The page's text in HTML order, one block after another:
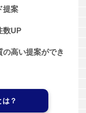
提案
数UP
高い提案ができ
？